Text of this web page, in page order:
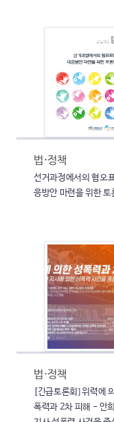
법·정책
선거과정에서의 혐오
응방안 마련을 위한 토
법·정책
[긴급토론회] 위력에
폭력과 2차 피해 - 안